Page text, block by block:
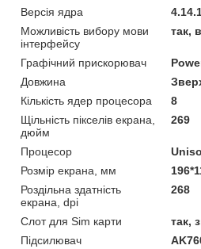
Версія ядра
Можливість вибору мови
інтерфейсу
так,
Графічний прискорювач
Довжина
Кількість ядер процесора
8
Щільність пікселів екрана,
дюйм
269
Процесор
Розмір екрана, мм
Роздільна здатність
екрана, dpi
268
Слот для Sim карти
так,
Підсилювач